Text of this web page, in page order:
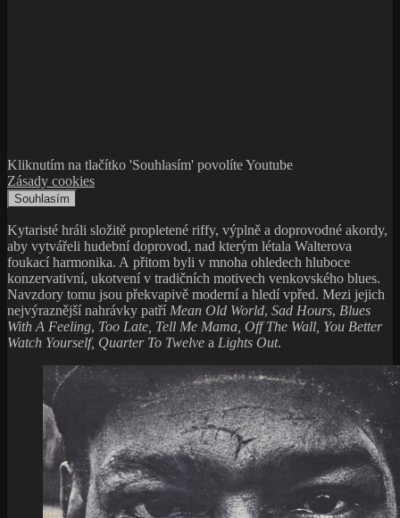
Kliknutím na tlačítko 'Souhlasím' povolíte Youtube
Zásady cookies
Souhlasím
Kytaristé hráli složitě propletené riffy, výplně a doprovodné akordy,
aby vytvářeli hudební doprovod, nad kterým létala Walterova
foukací harmonika. A přitom byli v mnoha ohledech hluboce
konzervativní, ukotvení v tradičních motivech venkovského blues.
Navzdory tomu jsou překvapivě moderní a hledí vpřed. Mezi jejich
nejvýraznější nahrávky patří Mean Old World, Sad Hours, Blues
With A Feeling, Too Late, Tell Me Mama, Off The Wall, You Better
Watch Yourself, Quarter To Twelve a Lights Out.